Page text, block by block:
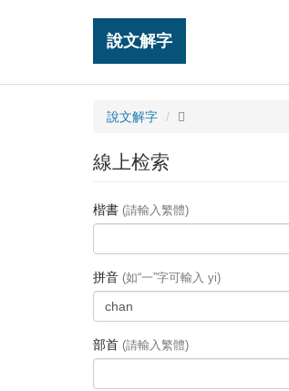
說文解字
說文解字 𦅗
線上检索
楷書 (請輸入繁體)
拼音 (如“一”字可輸入 yi)
部首 (請輸入繁體)